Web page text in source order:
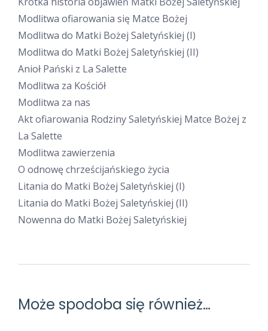
Modlitwa ofiarowania się Matce Bożej
Modlitwa do Matki Bożej Saletyńskiej (I)
Modlitwa do Matki Bożej Saletyńskiej (II)
Anioł Pański z La Salette
Modlitwa za Kościół
Modlitwa za nas
Akt ofiarowania Rodziny Saletyńskiej Matce Bożej z
La Salette
Modlitwa zawierzenia
O odnowę chrześcijańskiego życia
Litania do Matki Bożej Saletyńskiej (I)
Litania do Matki Bożej Saletyńskiej (II)
Nowenna do Matki Bożej Saletyńskiej
Może spodoba się również…